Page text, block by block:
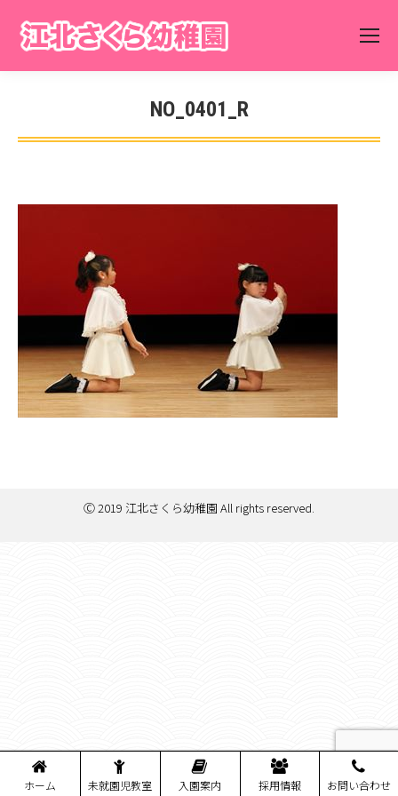
NO_0401_R
You are here:
Ⓒ 2019 江北さくら幼稚園 All rights reserved.
ホーム 未就園児教室 入園案内 採用情報 お問い合わせ